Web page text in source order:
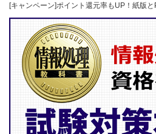
[キャンペーン]ポイント還元率もUP！紙版